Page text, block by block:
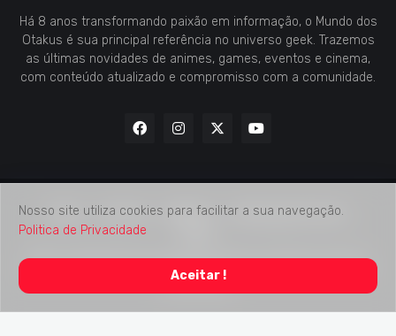
Há 8 anos transformando paixão em informação, o Mundo dos
Otakus é sua principal referência no universo geek. Trazemos
as últimas novidades de animes, games, eventos e cinema,
com conteúdo atualizado e compromisso com a comunidade.
Reservados
Home Contato Midia Kit
Verificação de Fatos
Nosso site utiliza cookies para facilitar a sua navegação.
Politica de Privacidade
Aceitar !